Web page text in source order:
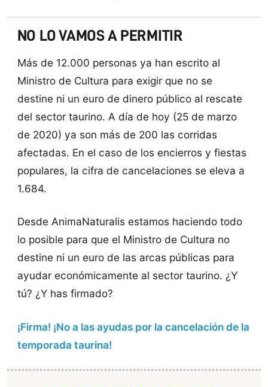
NO LO VAMOS A PERMITIR
Más de 12.000 personas ya han escrito al
Ministro de Cultura para exigir que no se
destine ni un euro de dinero público al rescate
del sector taurino. A día de hoy (25 de marzo
de 2020) ya son más de 200 las corridas
afectadas. En el caso de los encierros y fiestas
populares, la cifra de cancelaciones se eleva a
1.684.
Desde AnimaNaturalis estamos haciendo todo
lo posible para que el Ministro de Cultura no
destine ni un euro de las arcas públicas para
ayudar económicamente al sector taurino. ¿Y
tú? ¿Y has firmado?
¡Firma! ¡No a las ayudas por la cancelación de la
temporada taurina!